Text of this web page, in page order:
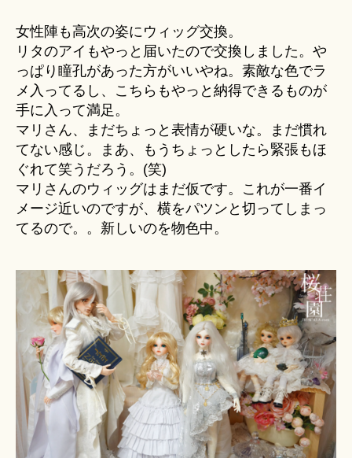
女性陣も高次の姿にウィッグ交換。
リタのアイもやっと届いたので交換しました。や
っぱり瞳孔があった方がいいやね。素敵な色でラ
メ入ってるし、こちらもやっと納得できるものが
手に入って満足。
マリさん、まだちょっと表情が硬いな。まだ慣れ
てない感じ。まあ、もうちょっとしたら緊張もほ
ぐれて笑うだろう。(笑)
マリさんのウィッグはまだ仮です。これが一番イ
メージ近いのですが、横をパツンと切ってしまっ
てるので。。新しいのを物色中。